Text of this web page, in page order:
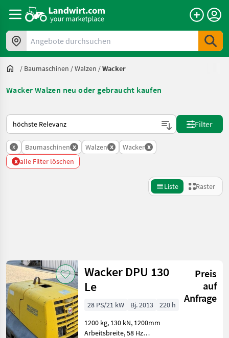
Angebote durchsuchen
/ Baumaschinen /Walzen /Wacker
Wacker Walzen neu oder gebraucht kaufen
So wird auf Landwirt.com sortiert
Filter
x Baumaschinen x Walzen x Wacker x
x alle Filter löschen
Liste Raster
Kategorie 4 Land Filter
AKTUELLER
PFAD
Bautechnik
Zurücksetzen
2
anzeigen
Wacker DPU 130
Le
Preis
auf
Anfrage
28 PS/21 kW Bj. 2013
220 h
1200 kg, 130 kN, 1200mm
Arbeitsbreite, 58 Hz